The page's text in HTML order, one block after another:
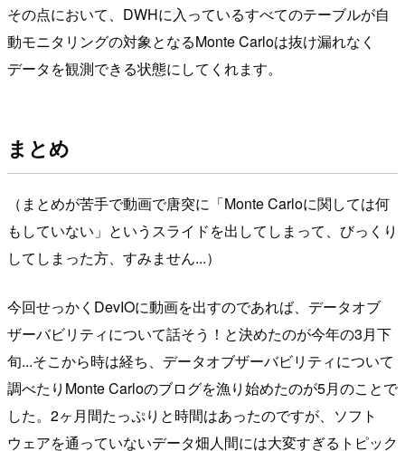
その点において、DWHに入っているすべてのテーブルが自
動モニタリングの対象となるMonte Carloは抜け漏れなく
データを観測できる状態にしてくれます。
まとめ
（まとめが苦手で動画で唐突に「Monte Carloに関しては何
もしていない」というスライドを出してしまって、びっくり
してしまった方、すみません...）
今回せっかくDevIOに動画を出すのであれば、データオブ
ザーバビリティについて話そう！と決めたのが今年の3月下
旬...そこから時は経ち、データオブザーバビリティについて
調べたりMonte Carloのブログを漁り始めたのが5月のことで
した。2ヶ月間たっぷりと時間はあったのですが、ソフト
ウェアを通っていないデータ畑人間には大変すぎるトピック